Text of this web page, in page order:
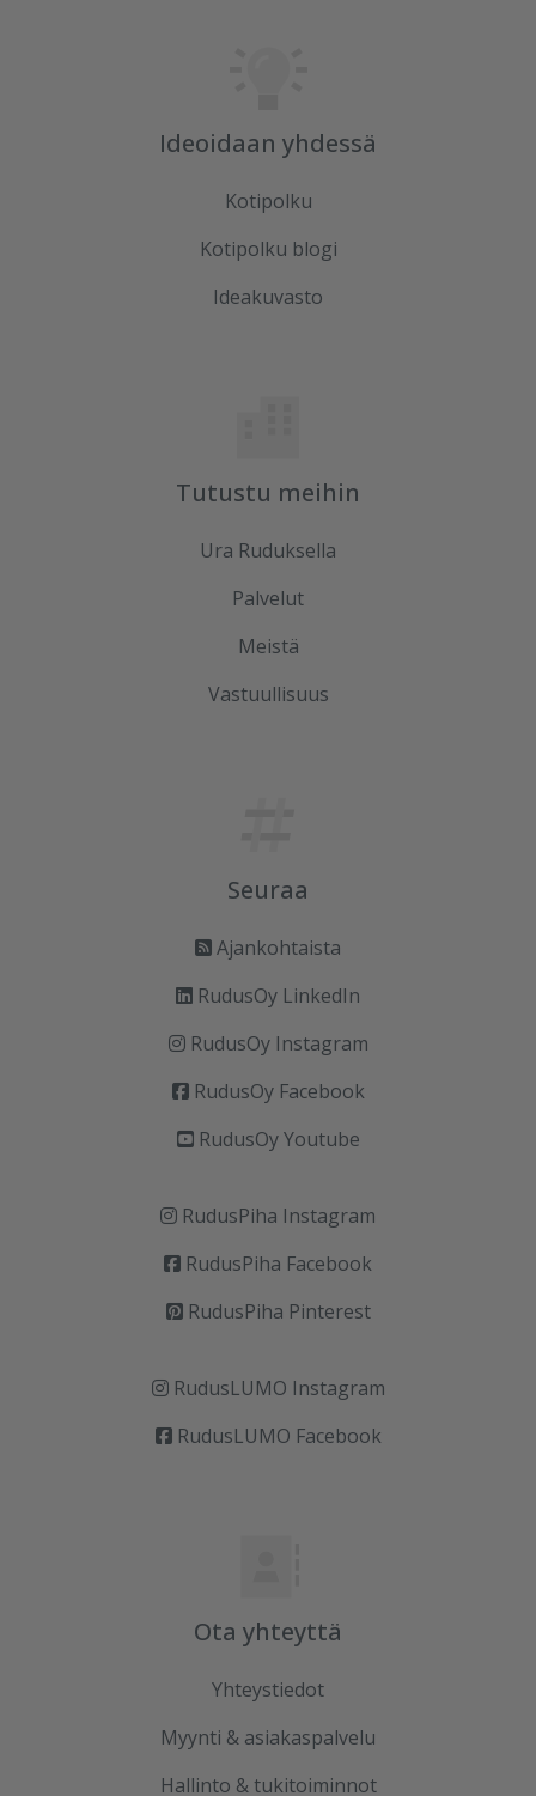
Ideoidaan yhdessä
Kotipolku
Kotipolku blogi
Ideakuvasto
Tutustu meihin
Ura Ruduksella
Palvelut
Meistä
Vastuullisuus
Seuraa
Ajankohtaista
RudusOy LinkedIn
RudusOy Instagram
RudusOy Facebook
RudusOy Youtube
RudusPiha Instagram
RudusPiha Facebook
RudusPiha Pinterest
RudusLUMO Instagram
RudusLUMO Facebook
Ota yhteyttä
Yhteystiedot
Myynti & asiakaspalvelu
Hallinto & tukitoiminnot